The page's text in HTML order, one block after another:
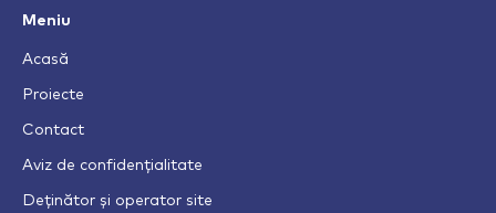
Meniu
Acasă
Proiecte
Contact
Aviz de confidențialitate
Deținător și operator site